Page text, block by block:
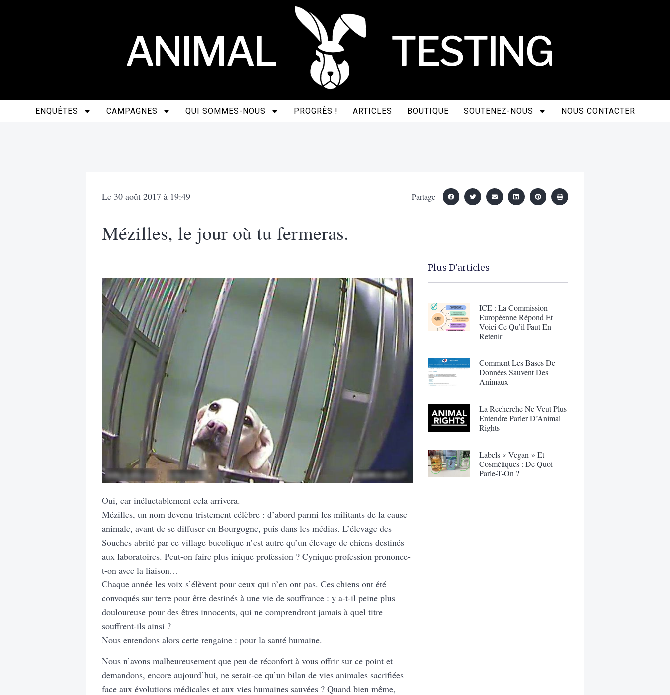
ENQUÊTES CAMPAGNES QUI SOMMES-NOUS PROGRÈS ! ARTICLES BOUTIQUE SOUTENEZ-NOUS NOUS CONTACTER
Le 30 août 2017 à 19:49 Partage
Mézilles, le jour où tu fermeras.
Oui, car inéluctablement cela arrivera.
Mézilles, un nom devenu tristement célèbre : d’abord parmi les militants de la cause
animale, avant de se diffuser en Bourgogne, puis dans les médias. L’élevage des
Souches abrité par ce village bucolique n’est autre qu’un élevage de chiens destinés
aux laboratoires. Peut-on faire plus inique profession ? Cynique profession prononce-
t-on avec la liaison…
Chaque année les voix s’élèvent pour ceux qui n’en ont pas. Ces chiens ont été
convoqués sur terre pour être destinés à une vie de souffrance : y a-t-il peine plus
douloureuse pour des êtres innocents, qui ne comprendront jamais à quel titre
souffrent-ils ainsi ?
Nous entendons alors cette rengaine : pour la santé humaine.
Nous n’avons malheureusement que peu de réconfort à vous offrir sur ce point et
demandons, encore aujourd’hui, ne serait-ce qu’un bilan de vies animales sacrifiées
face aux évolutions médicales et aux vies humaines sauvées ? Quand bien même,
Plus D'articles
ICE : La Commission
Européenne Répond Et
Voici Ce Qu’il Faut En
Retenir
Comment Les Bases De
Données Sauvent Des
Animaux
La Recherche Ne Veut Plus
Entendre Parler D’Animal
Rights
Labels « Vegan » Et
Cosmétiques : De Quoi
Parle-T-On ?